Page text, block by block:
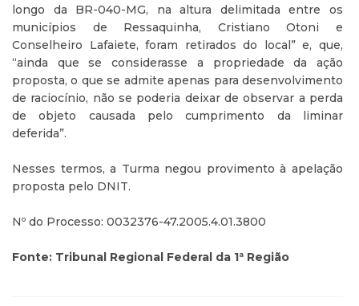
longo da BR-040-MG, na altura delimitada entre os
municípios de Ressaquinha, Cristiano Otoni e
Conselheiro Lafaiete, foram retirados do local” e, que,
“ainda que se considerasse a propriedade da ação
proposta, o que se admite apenas para desenvolvimento
de raciocínio, não se poderia deixar de observar a perda
de objeto causada pelo cumprimento da liminar
deferida”.
Nesses termos, a Turma negou provimento à apelação
proposta pelo DNIT.
Nº do Processo: 0032376-47.2005.4.01.3800
Fonte: Tribunal Regional Federal da 1ª Região